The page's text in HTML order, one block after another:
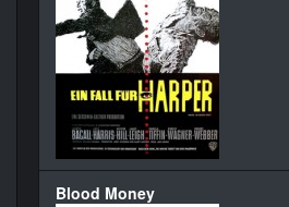
Blood Money